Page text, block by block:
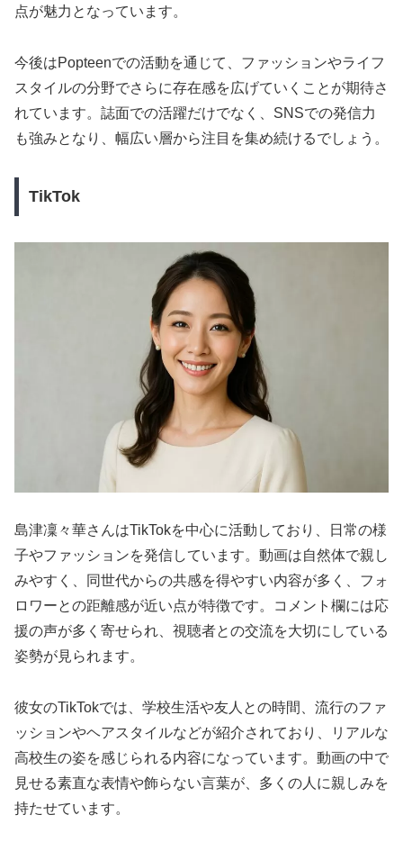
点が魅力となっています。
今後はPopteenでの活動を通じて、ファッションやライフ
スタイルの分野でさらに存在感を広げていくことが期待さ
れています。誌面での活躍だけでなく、SNSでの発信力
も強みとなり、幅広い層から注目を集め続けるでしょう。
TikTok
島津凜々華さんはTikTokを中心に活動しており、日常の様
子やファッションを発信しています。動画は自然体で親し
みやすく、同世代からの共感を得やすい内容が多く、フォ
ロワーとの距離感が近い点が特徴です。コメント欄には応
援の声が多く寄せられ、視聴者との交流を大切にしている
姿勢が見られます。
彼女のTikTokでは、学校生活や友人との時間、流行のファ
ッションやヘアスタイルなどが紹介されており、リアルな
高校生の姿を感じられる内容になっています。動画の中で
見せる素直な表情や飾らない言葉が、多くの人に親しみを
持たせています。